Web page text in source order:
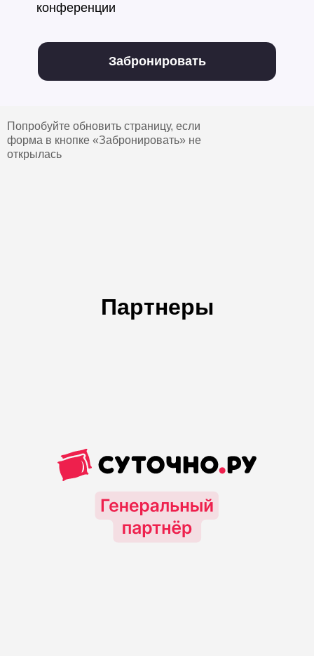
Забронировать
конференции
Попробуйте обновить страницу, если
форма в кнопке «Забронировать» не
открылась
Партнеры